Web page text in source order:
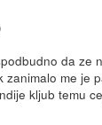
da ze
me je
kljub temu